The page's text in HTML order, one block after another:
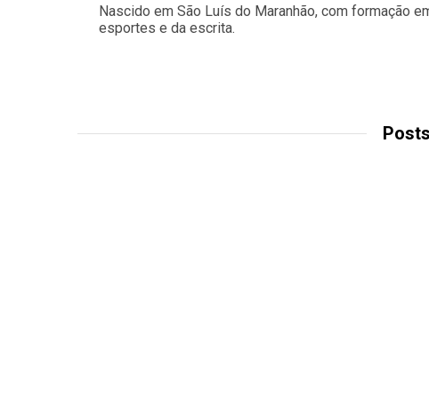
Nascido em São Luís do Maranhão, com formação
esportes e da escrita.